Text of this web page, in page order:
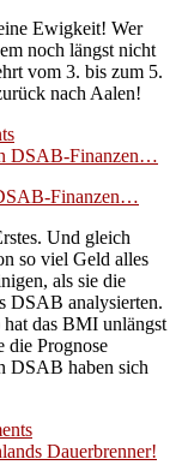
Ewigkeit! Wer
noch längst nicht
vom 3. bis zum 5.
nach Aalen!
Finanzen…
Und gleich
so viel Geld alles
als sie die
DSAB analysierten.
das BMI unlängst
die Prognose
DSAB haben sich